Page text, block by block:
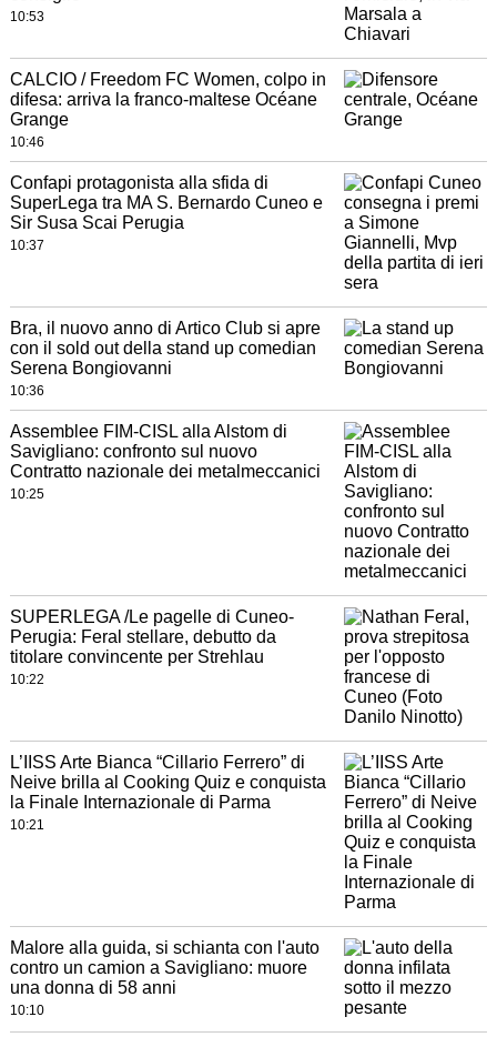
10:53
CALCIO / Freedom FC Women, colpo in
difesa: arriva la franco-maltese Océane
Grange
10:46
Confapi protagonista alla sfida di
SuperLega tra MA S. Bernardo Cuneo e
Sir Susa Scai Perugia
10:37
Bra, il nuovo anno di Artico Club si apre
con il sold out della stand up comedian
Serena Bongiovanni
10:36
Assemblee FIM-CISL alla Alstom di
Savigliano: confronto sul nuovo
Contratto nazionale dei metalmeccanici
10:25
SUPERLEGA /Le pagelle di Cuneo-
Perugia: Feral stellare, debutto da
titolare convincente per Strehlau
10:22
L’IISS Arte Bianca “Cillario Ferrero” di
Neive brilla al Cooking Quiz e conquista
la Finale Internazionale di Parma
10:21
Malore alla guida, si schianta con l'auto
contro un camion a Savigliano: muore
una donna di 58 anni
10:10